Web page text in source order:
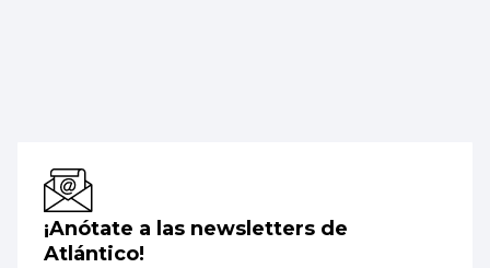
¡Anótate a las newsletters de
Atlántico!